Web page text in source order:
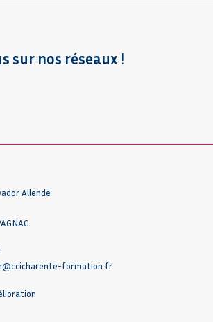
sur nos réseaux !
Allende
formation.fr